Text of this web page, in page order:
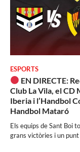
ESPORTS
EN DIRECTE:
Club La Vila, el
Iberia i l’Handbol
Handbol Mataró
Els equips de Sant Boi
grans victòries i un